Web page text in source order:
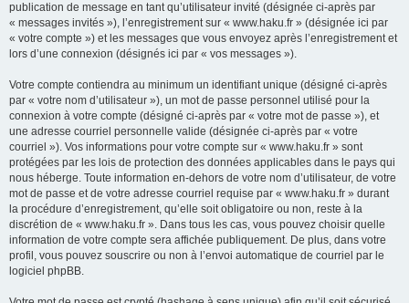
publication de message en tant qu’utilisateur invité (désignée ci-après par
« messages invités »), l’enregistrement sur « www.haku.fr » (désignée ici par
« votre compte ») et les messages que vous envoyez après l’enregistrement et
lors d’une connexion (désignés ici par « vos messages »).
Votre compte contiendra au minimum un identifiant unique (désigné ci-après
par « votre nom d’utilisateur »), un mot de passe personnel utilisé pour la
connexion à votre compte (désigné ci-après par « votre mot de passe »), et
une adresse courriel personnelle valide (désignée ci-après par « votre
courriel »). Vos informations pour votre compte sur « www.haku.fr » sont
protégées par les lois de protection des données applicables dans le pays qui
nous héberge. Toute information en-dehors de votre nom d’utilisateur, de votre
mot de passe et de votre adresse courriel requise par « www.haku.fr » durant
la procédure d’enregistrement, qu’elle soit obligatoire ou non, reste à la
discrétion de « www.haku.fr ». Dans tous les cas, vous pouvez choisir quelle
information de votre compte sera affichée publiquement. De plus, dans votre
profil, vous pouvez souscrire ou non à l’envoi automatique de courriel par le
logiciel phpBB.